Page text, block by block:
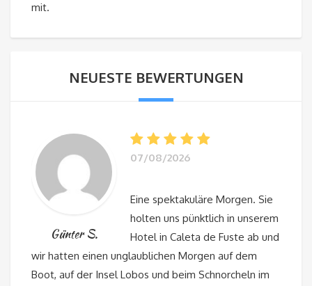
mit.
NEUESTE BEWERTUNGEN
Günter S.
07/08/2026
Eine spektakuläre Morgen. Sie
holten uns pünktlich in unserem
Hotel in Caleta de Fuste ab und
wir hatten einen unglaublichen Morgen auf dem
Boot, auf der Insel Lobos und beim Schnorcheln im